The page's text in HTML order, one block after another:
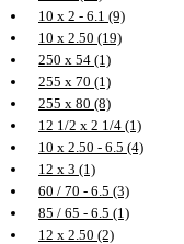
10 х 2 - 6.1 (9)
10 х 2.50 (19)
250 х 54 (1)
255 х 70 (1)
255 х 80 (8)
12 1/2 х 2 1/4 (1)
10 х 2.50 - 6.5 (4)
12 х 3 (1)
60 / 70 - 6.5 (3)
85 / 65 - 6.5 (1)
12 х 2.50 (2)